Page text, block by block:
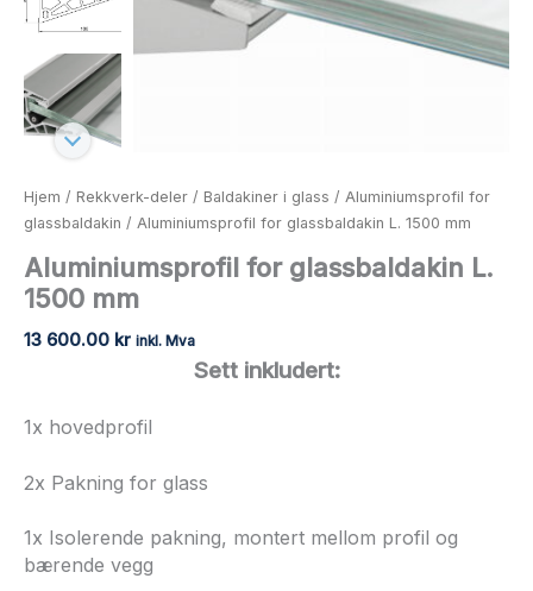
Hjem / Rekkverk-deler / Baldakiner i glass / Aluminiumsprofil for
glassbaldakin / Aluminiumsprofil for glassbaldakin L. 1500 mm
Aluminiumsprofil for glassbaldakin L.
1500 mm
13 600.00 kr inkl. Mva
Sett inkludert:
1x hovedprofil
2x Pakning for glass
1x Isolerende pakning, montert mellom profil og
bærende vegg